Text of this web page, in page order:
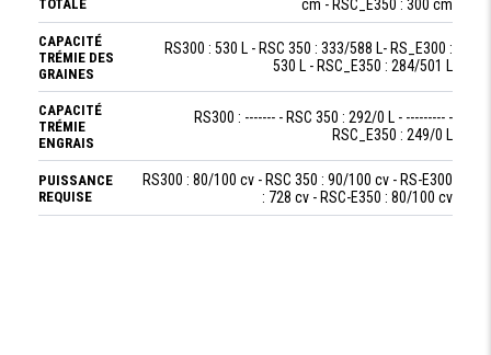
TOTALE
cm - RSC_E350 : 300 cm
CAPACITÉ
TRÉMIE DES
GRAINES
RS300 : 530 L - RSC 350 : 333/588 L- RS_E300 :
530 L - RSC_E350 : 284/501 L
CAPACITÉ
TRÉMIE
ENGRAIS
RS300 : ------- - RSC 350 : 292/0 L - --------- -
RSC_E350 : 249/0 L
PUISSANCE
REQUISE
RS300 : 80/100 cv - RSC 350 : 90/100 cv - RS-E300
: 728 cv - RSC-E350 : 80/100 cv